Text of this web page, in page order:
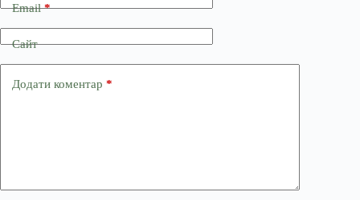
Email*
Сайт
Додати коментар *